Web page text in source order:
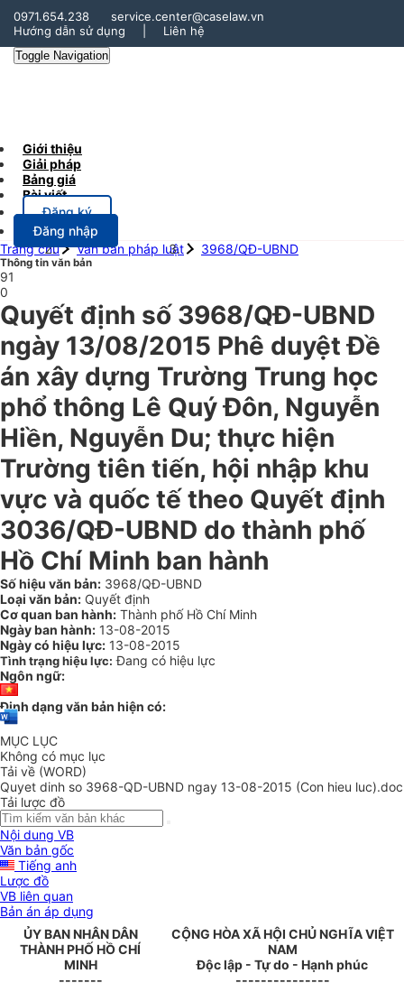
0971.654.238
service.center@caselaw.vn
Hướng dẫn sử dụng
Liên hệ
Toggle Navigation
Giới thiệu
Giải pháp
Bảng giá
Bài viết
Đăng ký
Đăng nhập
Trang chủ
Văn bản pháp luật 3968/QĐ-UBND
Thông tin văn bản
91
0
Quyết định số 3968/QĐ-UBND
ngày 13/08/2015 Phê duyệt Đề
án xây dựng Trường Trung học
phổ thông Lê Quý Đôn, Nguyễn
Hiền, Nguyễn Du; thực hiện
Trường tiên tiến, hội nhập khu
vực và quốc tế theo Quyết định
3036/QĐ-UBND do thành phố
Hồ Chí Minh ban hành
Số hiệu văn bản: 3968/QĐ-UBND
Loại văn bản: Quyết định
Cơ quan ban hành: Thành phố Hồ Chí Minh
Ngày ban hành: 13-08-2015
Ngày có hiệu lực: 13-08-2015
Tình trạng hiệu lực: Đang có hiệu lực
Ngôn ngữ:
Định dạng văn bản hiện có:
MỤC LỤC
Không có mục lục
Tải về (WORD)
Quyet dinh so 3968-QD-UBND ngay 13-08-2015 (Con hieu luc).doc
Tải lược đồ
Nội dung VB
Văn bản gốc
Tiếng anh
Lược đồ
VB liên quan
Bản án áp dụng
ỦY BAN NHÂN DÂN
THÀNH PHỐ HỒ CHÍ
MINH
-------
CỘNG HÒA XÃ HỘI CHỦ NGHĨA VIỆT
NAM
Độc lập - Tự do - Hạnh phúc
---------------